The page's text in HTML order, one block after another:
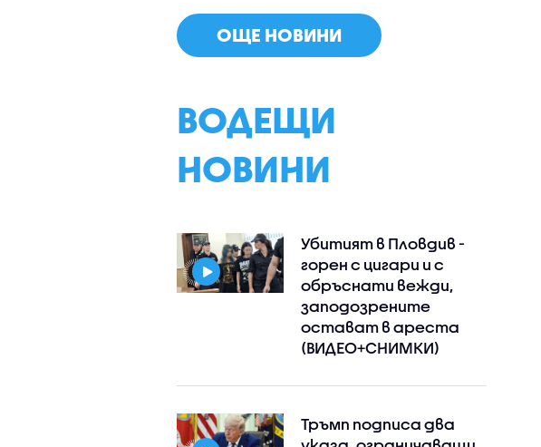
ОЩЕ НОВИНИ
ВОДЕЩИ
НОВИНИ
Убитият в Пловдив -
горен с цигари и с
обръснати вежди,
заподозрените
остават в ареста
(ВИДЕО+СНИМКИ)
Тръмп подписа два